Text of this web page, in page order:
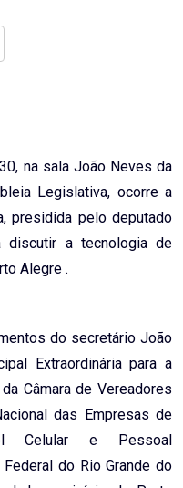
na sala João Neves da
Legislativa, ocorre a
presidida pelo deputado
discutir a tecnologia de
Alegre .
do secretário João
Extraordinária para a
Câmara de Vereadores
das Empresas de
Celular e Pessoal
do Rio Grande do